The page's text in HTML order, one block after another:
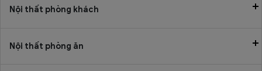
Nội thất phòng khách
Nội thất phòng ăn